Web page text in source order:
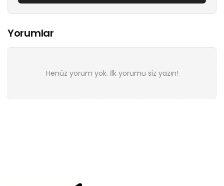
Yorumlar
Henüz yorum yok. İlk yorumu siz yazın!